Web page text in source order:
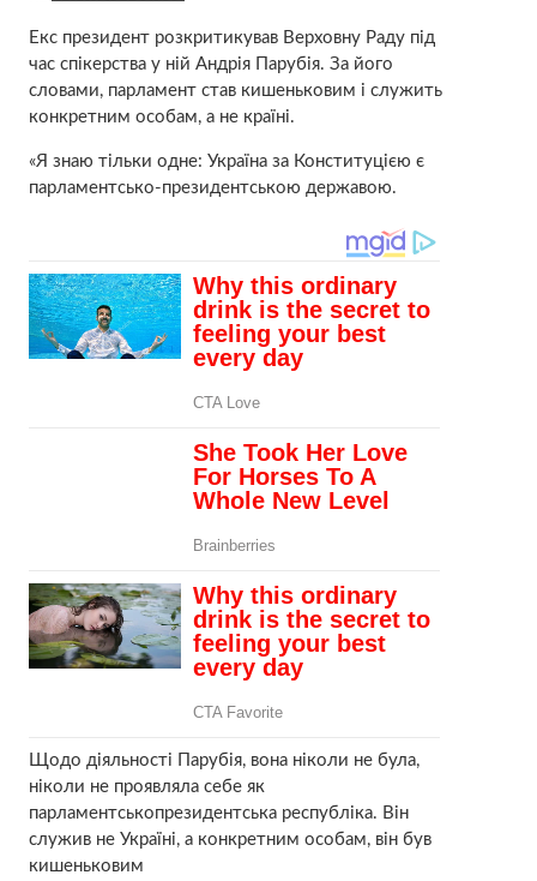
Екс президент розкритикував Верховну Раду під
час спікерства у ній Андрія Парубія. За його
словами, парламент став кишеньковим і служить
конкретним особам, а не країні.
«Я знаю тільки одне: Україна за Конституцією є
парламентсько-президентською державою.
Щодо діяльності Парубія, вона ніколи не була,
ніколи не проявляла себе як
парламентськопрезидентська республіка. Він
служив не Україні, а конкретним особам, він був
кишеньковим